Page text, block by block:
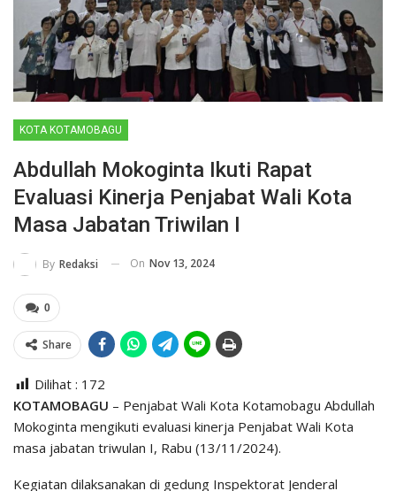
KOTA KOTAMOBAGU
Abdullah Mokoginta Ikuti Rapat
Evaluasi Kinerja Penjabat Wali Kota
Masa Jabatan Triwilan I
By Redaksi On Nov 13, 2024
0
Share
Dilihat : 172
KOTAMOBAGU – Penjabat Wali Kota Kotamobagu Abdullah
Mokoginta mengikuti evaluasi kinerja Penjabat Wali Kota
masa jabatan triwulan I, Rabu (13/11/2024).
Kegiatan dilaksanakan di gedung Inspektorat Jenderal